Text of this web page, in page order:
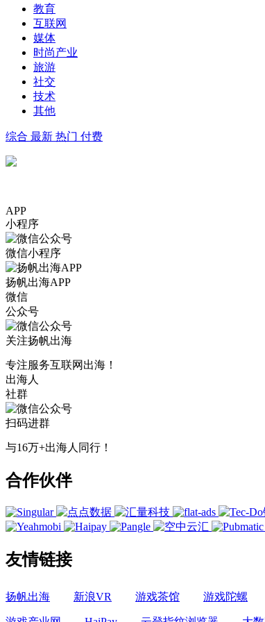
教育
互联网
媒体
时尚产业
旅游
社交
技术
其他
综合 最新 热门 付费
APP
小程序
微信小程序
扬帆出海APP
微信
公众号
关注扬帆出海
专注服务互联网出海！
出海人
社群
扫码进群
与16万+出海人同行！
合作伙伴
友情链接
扬帆出海 新浪VR 游戏茶馆 游戏陀螺